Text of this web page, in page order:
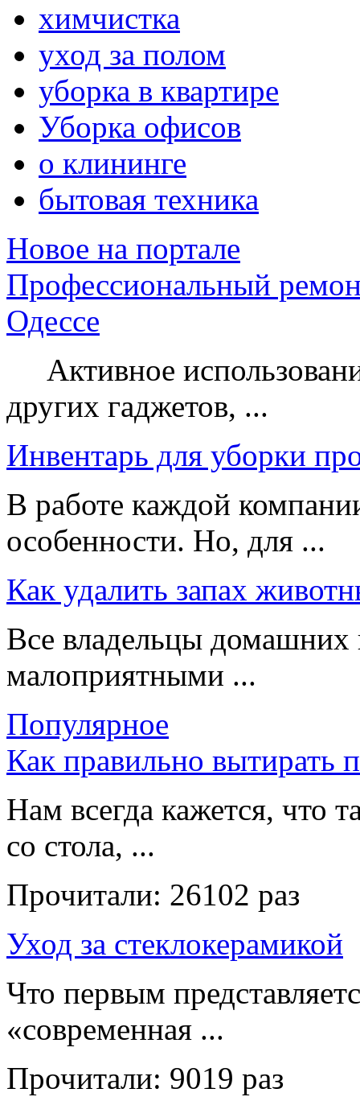
химчистка
уход за полом
уборка в квартире
Уборка офисов
о клининге
бытовая техника
Новое на портале
Профессиональный
Одессе
Активное
других гаджетов, ...
Инвентарь для уборки
В работе каждой
особенности. Но, для ...
Как удалить запах
Все владельцы домашних
малоприятными ...
Популярное
Как правильно вытирать
Нам всегда кажется, что
со стола, ...
Прочитали: 26102 раз
Уход за стеклокерамикой
Что первым
«современная ...
Прочитали: 9019 раз